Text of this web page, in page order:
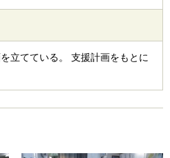
立てている。 支援計画をもとに